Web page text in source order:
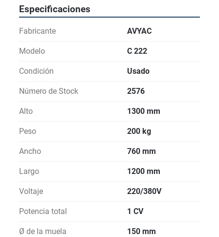
Especificaciones
Fabricante AVYAC
Modelo C 222
Condición Usado
Número de Stock 2576
Alto 1300 mm
Peso 200 kg
Ancho 760 mm
Largo 1200 mm
Voltaje 220/380V
Potencia total 1 CV
Ø de la muela 150 mm